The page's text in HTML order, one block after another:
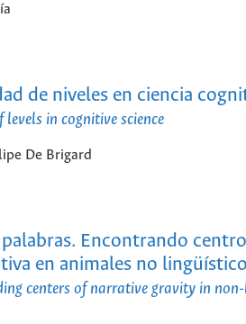
de niveles en ciencia
in cognitive science
De Brigard
Encontrando
en animales no
centers of narrative gravity in